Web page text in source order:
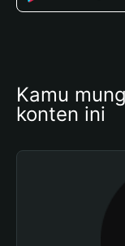
Kamu
konten ini